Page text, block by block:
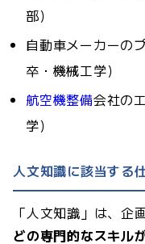
部）
自動車メーカーの
卒・機械工学）
航空機整備会社の
学）
人文知識に該当する
「人文知識」は、企
どの専門的なスキル